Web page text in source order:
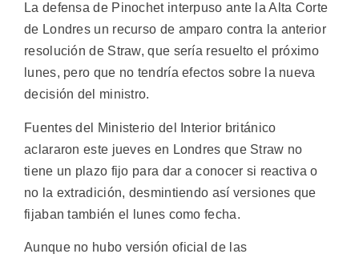
La defensa de Pinochet interpuso ante la Alta Corte
de Londres un recurso de amparo contra la anterior
resolución de Straw, que sería resuelto el próximo
lunes, pero que no tendría efectos sobre la nueva
decisión del ministro.
Fuentes del Ministerio del Interior británico
aclararon este jueves en Londres que Straw no
tiene un plazo fijo para dar a conocer si reactiva o
no la extradición, desmintiendo así versiones que
fijaban también el lunes como fecha.
Aunque no hubo versión oficial de las